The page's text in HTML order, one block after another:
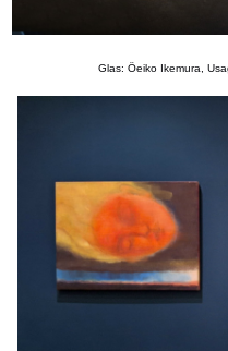
Glas: Öeiko Ikemura,